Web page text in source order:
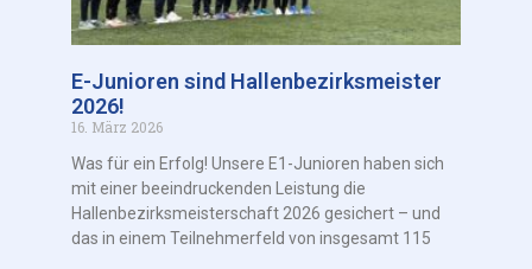
E-Junioren sind Hallenbezirksmeister
2026!
16. März 2026
Was für ein Erfolg! Unsere E1-Junioren haben sich
mit einer beeindruckenden Leistung die
Hallenbezirksmeisterschaft 2026 gesichert – und
das in einem Teilnehmerfeld von insgesamt 115